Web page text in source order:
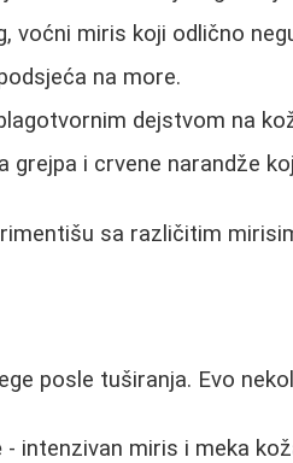
voćni miris koji odlično
na more.
dejstvom na
grejpa i crvene narandže
sa različitim
posle tuširanja. Evo
- intenzivan miris i meka